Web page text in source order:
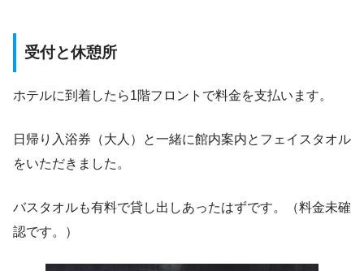
受付と休憩所
ホテルに到着したら1階フロントで料金を支払います。
日帰り入浴券（大人）と一緒に館内案内とフェイスタオル
をいただきました。
バスタオルも有料で貸し出しあったはずです。（料金未確
認です。）